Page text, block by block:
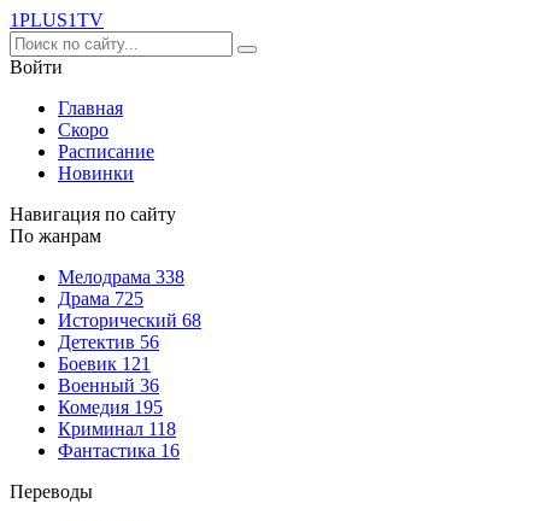
1PLUS1TV
Войти
Главная
Скоро
Расписание
Новинки
Навигация по сайту
По жанрам
Мелодрама 338
Драма 725
Исторический 68
Детектив 56
Боевик 121
Военный 36
Комедия 195
Криминал 118
Фантастика 16
Переводы